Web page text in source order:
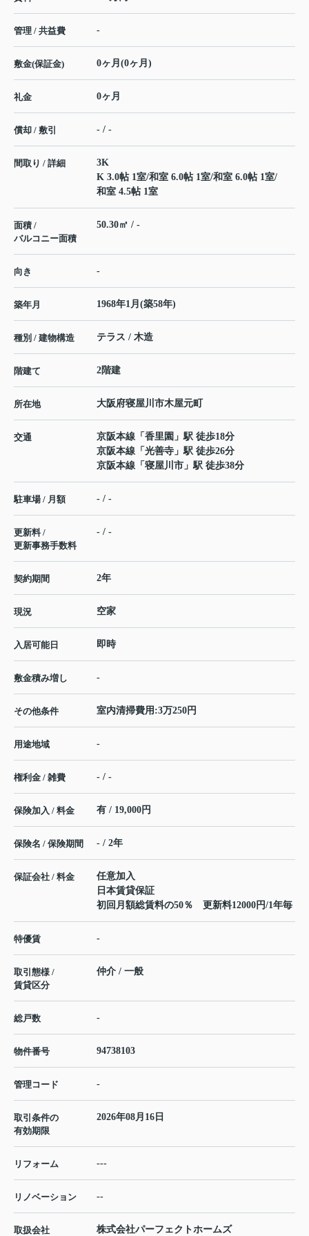
管理 / 共益費 -
敷金(保証金) 0ヶ月(0ヶ月)
礼金 0ヶ月
償却 / 敷引 - / -
間取り / 詳細
3K
K 3.0帖 1室/和室 6.0帖 1室/和室 6.0帖 1室/
和室 4.5帖 1室
面積 /
バルコニー面積
50.30㎡ / -
向き -
築年月 1968年1月(築58年)
種別 / 建物構造 テラス / 木造
階建て 2階建
所在地 大阪府寝屋川市木屋元町
交通 京阪本線 「 香里園 」駅 徒歩18分
京阪本線 「 光善寺 」駅 徒歩26分
京阪本線 「 寝屋川市 」駅 徒歩38分
駐車場 / 月額 - / -
更新料 /
更新事務手数料
- / -
契約期間 2年
現況 空家
入居可能日 即時
敷金積み増し -
その他条件 室内清掃費用:3万250円
用途地域 -
権利金 / 雑費 - / -
保険加入 / 料金 有 / 19,000円
保険名 / 保険期間 - / 2年
保証会社 / 料金
任意加入
日本賃貸保証
初回月額総賃料の50％ 更新料12000円/1年毎
特優賃 -
取引態様 /
賃貸区分
仲介 / 一般
総戸数 -
物件番号 94738103
管理コード -
取引条件の
有効期限
2026年08月16日
リフォーム ---
リノベーション --
取扱会社
株式会社パーフェクトホームズ